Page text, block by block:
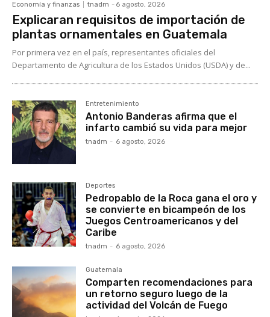
Economía y finanzas tnadm - 6 agosto, 2026
Explicaran requisitos de importación de
plantas ornamentales en Guatemala
Por primera vez en el país, representantes oficiales del
Departamento de Agricultura de los Estados Unidos (USDA) y de...
Entretenimiento
Antonio Banderas afirma que el
infarto cambió su vida para mejor
tnadm - 6 agosto, 2026
Deportes
Pedropablo de la Roca gana el oro y
se convierte en bicampeón de los
Juegos Centroamericanos y del
Caribe
tnadm - 6 agosto, 2026
Guatemala
Comparten recomendaciones para
un retorno seguro luego de la
actividad del Volcán de Fuego